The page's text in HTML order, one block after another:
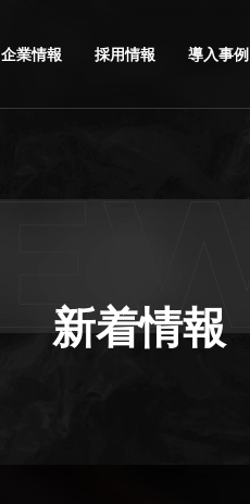
企業情報 採用情報 導入事例
新着情報